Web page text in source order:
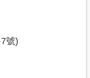
號)